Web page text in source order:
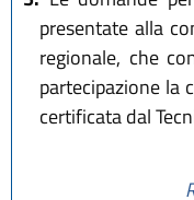
presentate alla
regionale, che
partecipazione la
certificata dal